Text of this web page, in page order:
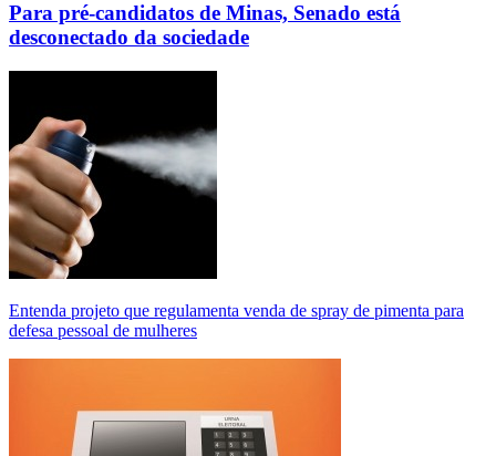
Para pré-candidatos de Minas, Senado está
desconectado da sociedade
Entenda projeto que regulamenta venda de spray de pimenta para
defesa pessoal de mulheres